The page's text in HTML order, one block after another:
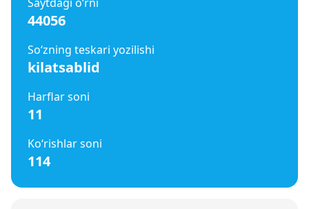
44056
So‘zning teskari yozilishi
kilatsablid
Harflar soni
11
Ko‘rishlar soni
114